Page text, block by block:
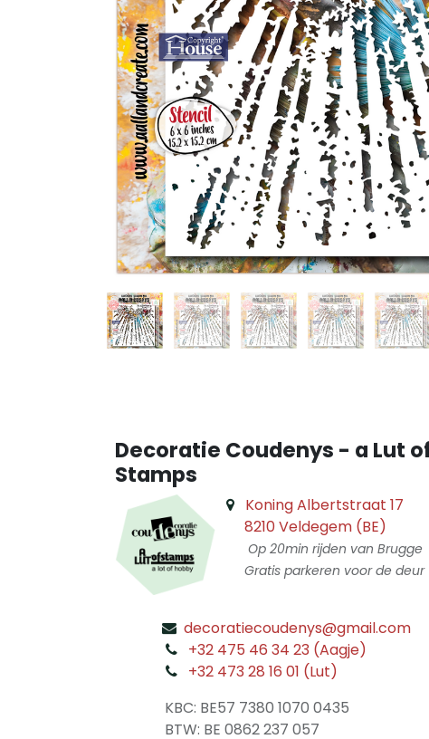
Decoratie Coudenys - a Lut
Stamps
Koning Albertstraat 17
8210 Veldegem (BE)
Op 20min rijden van Brugge
Gratis parkeren voor de deur
decoratiecoudenys@gmail.com
+32 475 46 34 23 (Aagje)
+32 473 28 16 01 (Lut)
KBC: BE57 7380 1070 0435
​ BTW: BE 0862 237 057